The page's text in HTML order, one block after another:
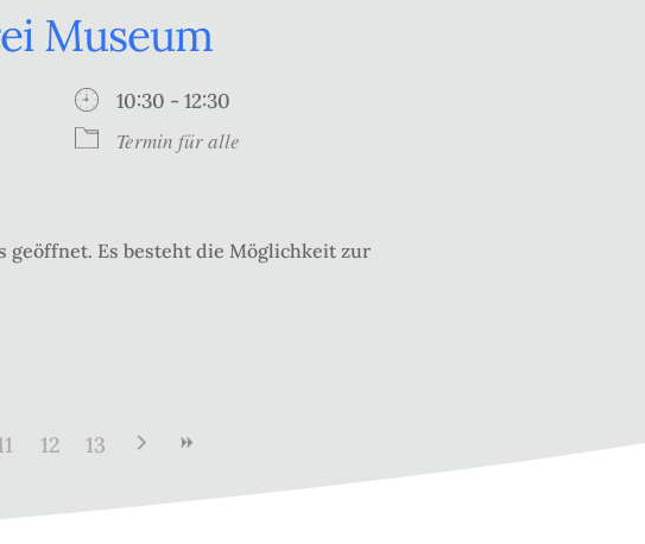
Museum
10:30 - 12:30
Termin für alle
geöffnet. Es besteht die Möglichkeit zur
12 13